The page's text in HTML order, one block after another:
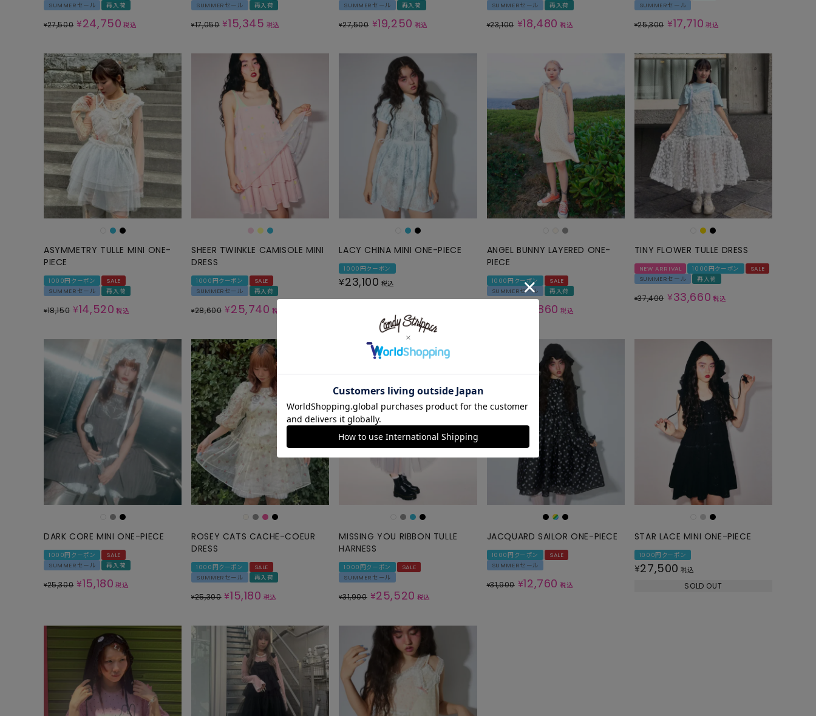
SALOPETTE
ALL ALL
SWIM WEAR
SUMMERセール
再入荷
¥27,500 ¥24,750 税込
SUMMERセール
再入荷
¥17,050 ¥15,345 税込
SUMMERセール
再入荷
¥27,500 ¥19,250 税込
SUMMERセール
再入荷
¥23,100 ¥18,480 税込
SUMMERセール
¥25,300 ¥17,710 税込
ASYMMETRY TULLE MINI ONE-
PIECE
1000円クーポン
SALE
SUMMERセール
再入荷
¥18,150 ¥14,520 税込
SHEER TWINKLE CAMISOLE MINI
DRESS
1000円クーポン
SALE
SUMMERセール
再入荷
¥28,600 ¥25,740 税込
LACY CHINA MINI ONE-PIECE
1000円クーポン
¥23,100 税込
ANGEL BUNNY LAYERED ONE-
PIECE
1000円クーポン
SALE
SUMMERセール
再入荷
13,860 税込
TINY FLOWER TULLE DRESS
NEW ARRIVAL 1000円クーポン
SALE
SUMMERセール
再入荷
¥37,400 ¥33,660 税込
DARK CORE MINI ONE-PIECE
1000円クーポン
SALE
SUMMERセール
再入荷
¥25,300 ¥15,180 税込
ROSEY CATS CACHE-COEUR
DRESS
1000円クーポン
SALE
SUMMERセール
再入荷
¥25,300 ¥15,180 税込
MISSING YOU RIBBON TULLE
HARNESS
1000円クーポン
SALE
SUMMERセール
¥31,900 ¥25,520 税込
JACQUARD SAILOR ONE-PIECE
1000円クーポン
SALE
SUMMERセール
¥31,900 ¥12,760 税込
STAR LACE MINI ONE-PIECE
1000円クーポン
¥27,500 税込
SOLD OUT